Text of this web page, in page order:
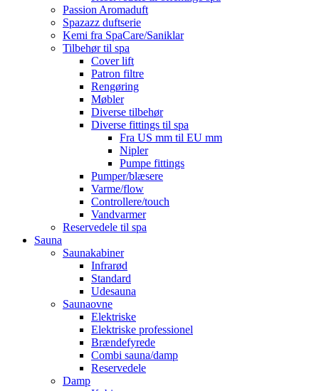
Passion Aromaduft
Spazazz duftserie
Kemi fra SpaCare/Saniklar
Tilbehør til spa
Cover lift
Patron filtre
Rengøring
Møbler
Diverse tilbehør
Diverse fittings til spa
Fra US mm til EU mm
Nipler
Pumpe fittings
Pumper/blæsere
Varme/flow
Controllere/touch
Vandvarmer
Reservedele til spa
Sauna
Saunakabiner
Infrarød
Standard
Udesauna
Saunaovne
Elektriske
Elektriske professionel
Brændefyrede
Combi sauna/damp
Reservedele
Damp